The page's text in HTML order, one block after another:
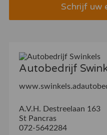
Schrijf uw
Autobedrijf
A.V.H. Destreelaan 163
St Pancras
072-5642284